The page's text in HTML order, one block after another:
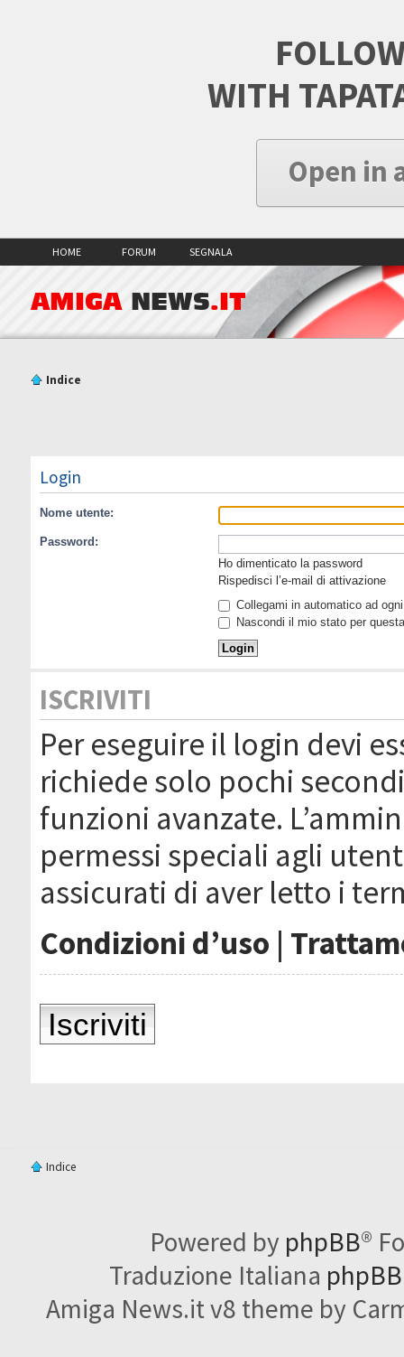
WITH
Open in
HOME FORUM SEGNALA
AMIGA NEWS.IT
Indice
Login
Nome utente:
Password:
Ho dimenticato la password
Rispedisci l’e-mail di attivazione
Collegami in automatico ad
Nascondi il mio stato per
ISCRIVITI
Per eseguire il login devi
richiede solo pochi
funzioni avanzate.
permessi speciali agli
assicurati di aver letto i
Condizioni d’uso |
Iscriviti
Indice
Powered by phpBB®
Traduzione Italiana
Amiga News.it v8 theme by